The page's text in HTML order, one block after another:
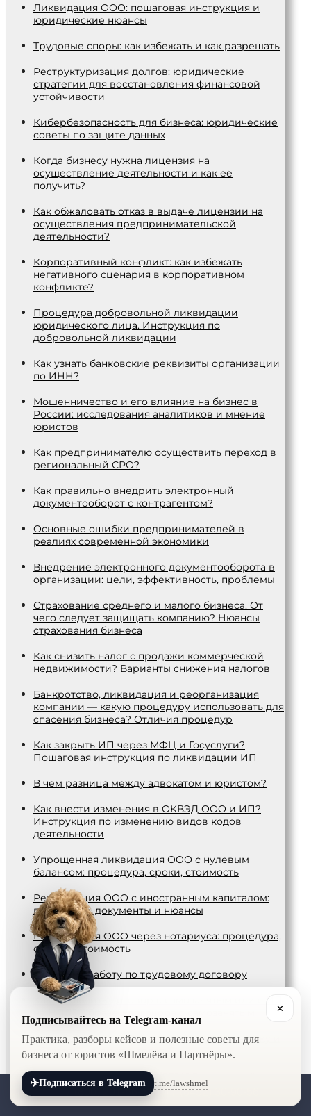
Ликвидация ООО: пошаговая инструкция и
юридические нюансы
Трудовые споры: как избежать и как разрешать
Реструктуризация долгов: юридические
стратегии для восстановления финансовой
устойчивости
Кибербезопасность для бизнеса: юридические
советы по защите данных
Когда бизнесу нужна лицензия на
осуществление деятельности и как её
получить?
Как обжаловать отказ в выдаче лицензии на
осуществления предпринимательской
деятельности?
Корпоративный конфликт: как избежать
негативного сценария в корпоративном
конфликте?
Процедура добровольной ликвидации
юридического лица. Инструкция по
добровольной ликвидации
Как узнать банковские реквизиты организации
по ИНН?
Мошенничество и его влияние на бизнес в
России: исследования аналитиков и мнение
юристов
Как предпринимателю осуществить переход в
региональный СРО?
Как правильно внедрить электронный
документооборот с контрагентом?
Основные ошибки предпринимателей в
реалиях современной экономики
Внедрение электронного документооборота в
организации: цели, эффективность, проблемы
Страхование среднего и малого бизнеса. От
чего следует защищать компанию? Нюансы
страхования бизнеса
Как снизить налог с продажи коммерческой
недвижимости? Варианты снижения налогов
Банкротство, ликвидация и реорганизация
компании — какую процедуру использовать для
спасения бизнеса? Отличия процедур
Как закрыть ИП через МФЦ и Госуслуги?
Пошаговая инструкция по ликвидации ИП
В чем разница между адвокатом и юристом?
Как внести изменения в ОКВЭД ООО и ИП?
Инструкция по изменению видов кодов
деятельности
Упрощенная ликвидация ООО с нулевым
балансом: процедура, сроки, стоимость
Регистрация ООО с иностранным капиталом:
процедура, документы и нюансы
Регистрация ООО через нотариуса: процедура,
сроки и стоимость
Прием на работу по трудовому договору
Как заключить договор с самозанятым или с ИП
Как оформить электронную трудовую книжку и
обязательно ли это делать?
Как внести изменения в ЕГРЮЛ налоговой:
порядок, процедура и документы
✕
Подписывайтесь на Telegram-канал
Практика, разборы кейсов и полезные советы для
бизнеса от юристов «Шмелёва и Партнёры».
✈Подписаться в Telegram t.me/lawshmel
+7 (800) 201-56-52 +7 (8452) 30-90-56